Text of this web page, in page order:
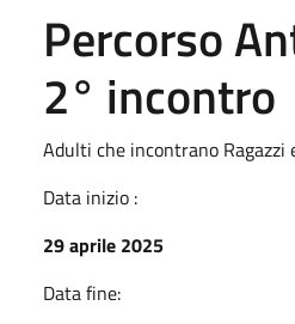
Percorso
2° incontro
Adulti che incontrano Ragazzi
Data inizio :
29 aprile 2025
Data fine: